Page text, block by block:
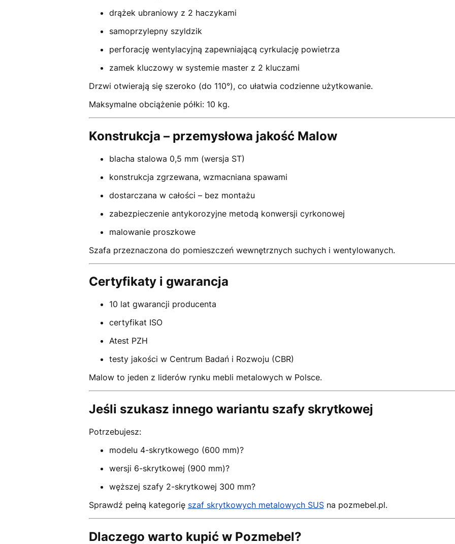
drążek ubraniowy z 2 haczykami
samoprzylepny szyldzik
perforację wentylacyjną zapewniającą cyrkulację powietrza
zamek kluczowy w systemie master z 2 kluczami
Drzwi otwierają się szeroko (do 110°), co ułatwia codzienne użytkowanie.
Maksymalne obciążenie półki: 10 kg.
Konstrukcja – przemysłowa jakość Malow
blacha stalowa 0,5 mm (wersja ST)
konstrukcja zgrzewana, wzmacniana spawami
dostarczana w całości – bez montażu
zabezpieczenie antykorozyjne metodą konwersji cyrkonowej
malowanie proszkowe
Szafa przeznaczona do pomieszczeń wewnętrznych suchych i wentylowanych.
Certyfikaty i gwarancja
10 lat gwarancji producenta
certyfikat ISO
Atest PZH
testy jakości w Centrum Badań i Rozwoju (CBR)
Malow to jeden z liderów rynku mebli metalowych w Polsce.
Jeśli szukasz innego wariantu szafy skrytkowej
Potrzebujesz:
modelu 4-skrytkowego (600 mm)?
wersji 6-skrytkowej (900 mm)?
węższej szafy 2-skrytkowej 300 mm?
Sprawdź pełną kategorię szaf skrytkowych metalowych SUSna pozmebel.pl.
Dlaczego warto kupić w Pozmebel?